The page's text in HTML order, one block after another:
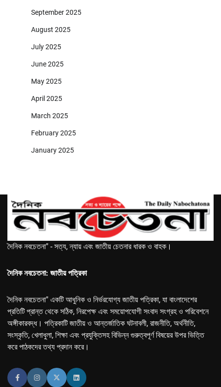
September 2025
August 2025
July 2025
June 2025
May 2025
April 2025
March 2025
February 2025
January 2025
দৈনিক নবচেতনা" - সত্য, ন্যায় এবং জাতীয় চেতনার ধারক ও বাহক।
দৈনিক নবচেতনা: জাতীয় পত্রিকা
দৈনিক নবচেতনা" একটি আধুনিক ও নির্ভরযোগ্য জাতীয় পত্রিকা, যা বাংলাদেশের
প্রতিটি প্রান্ত থেকে সঠিক, নিরপেক্ষ এবং সময়োপযোগী সংবাদ সংগ্রহ ও পরিবেশনে
অঙ্গীকারবদ্ধ। পত্রিকাটি জাতীয় ও আন্তর্জাতিক ঘটনাবলী, রাজনীতি, অর্থনীতি,
সংস্কৃতি, খেলাধুলা, শিক্ষা এবং প্রযুক্তিসহ বিভিন্ন গুরুত্বপূর্ণ বিষয়ের উপর ভিত্তি
করে পাঠকদের তথ্য প্রদান করে।